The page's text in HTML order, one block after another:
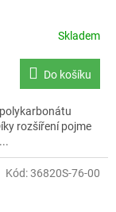
Skladem
Do košíku
rozšíření pojme
Kód:36820S-76-00